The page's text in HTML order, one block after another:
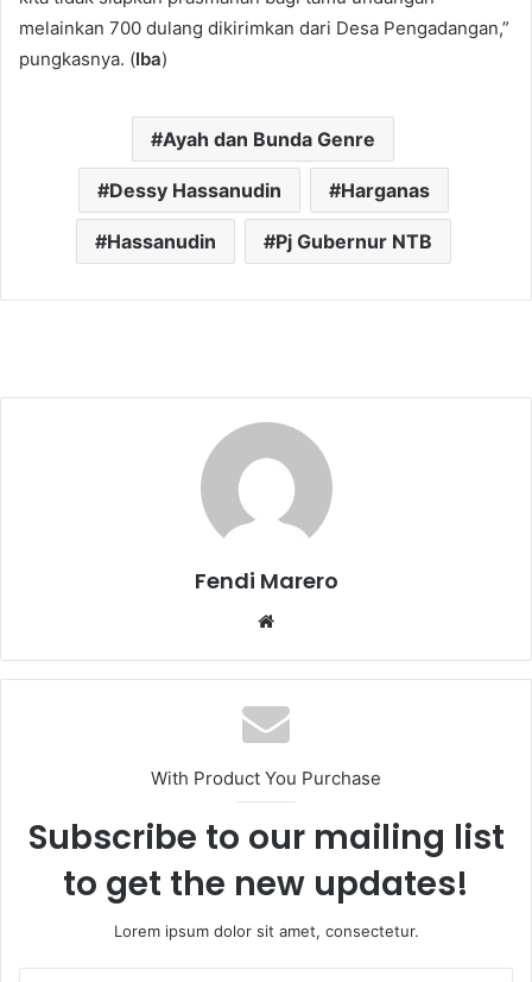
melainkan 700 dulang dikirimkan dari Desa Pengadangan,”
pungkasnya. (Iba)
Ayah dan Bunda Genre
Dessy Hassanudin Harganas
Hassanudin Pj Gubernur NTB
Fendi Marero
With Product You Purchase
Subscribe to our mailing list
to get the new updates!
Lorem ipsum dolor sit amet, consectetur.